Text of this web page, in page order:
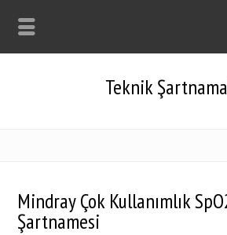
Teknik
Mindray Çok Kullanımlık
Şartnamesi